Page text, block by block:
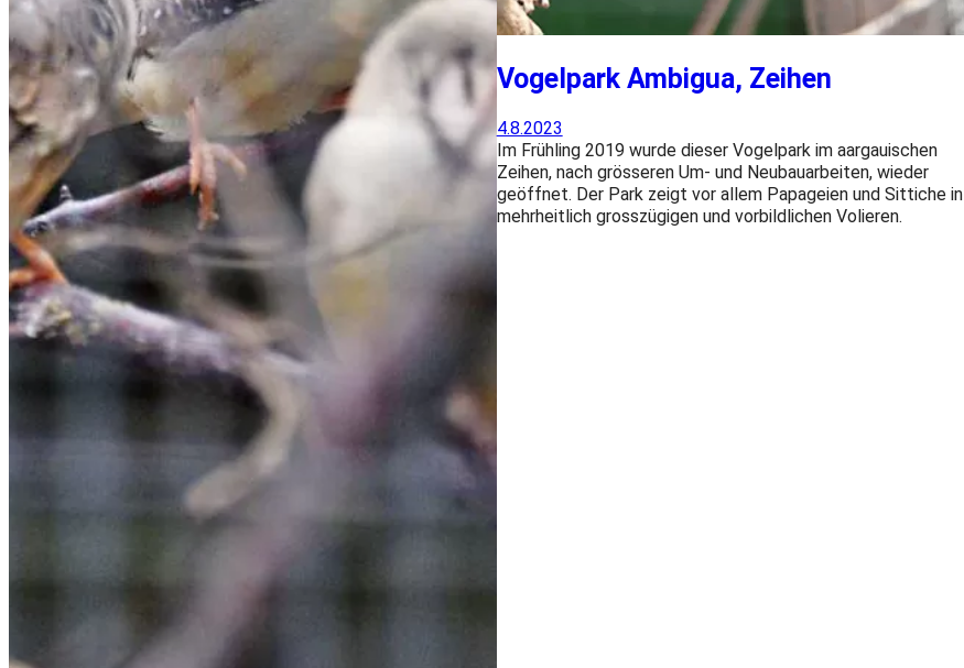
Vogelpark Ambigua, Zeihen
4.8.2023
Im Frühling 2019 wurde dieser Vogelpark im aargauischen
Zeihen, nach grösseren Um- und Neubauarbeiten, wieder
geöffnet. Der Park zeigt vor allem Papageien und Sittiche in
mehrheitlich grosszügigen und vorbildlichen Volieren.